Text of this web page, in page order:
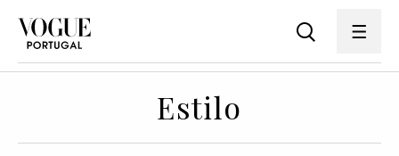
Estilo